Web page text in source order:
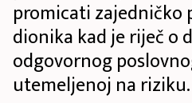
promicati zajedničko
dionika kad je riječ o
odgovornog
utemeljenoj na riziku.